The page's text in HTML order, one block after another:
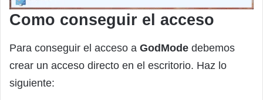
Como conseguir el acceso
Para conseguir el acceso a GodMode debemos
crear un acceso directo en el escritorio. Haz lo
siguiente: